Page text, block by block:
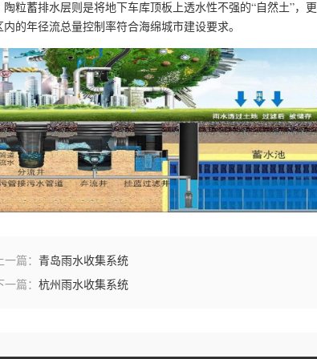
蓄排水层则是将地下车库顶板上透水性不强的“自然土”，更
内的年径流总量控制率符合海绵城市建设要求。
一篇： 青岛雨水收集系统
一篇： 杭州雨水收集系统